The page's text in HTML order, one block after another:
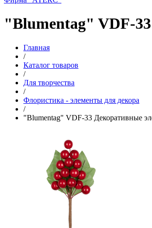
"Blumentag" VDF-
Главная
/
Каталог товаров
/
Для творчества
/
Флористика - элементы для декора
/
"Blumentag" VDF-33 Декоративные